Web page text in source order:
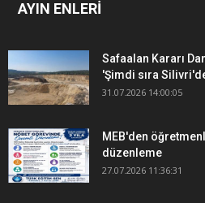
AYIN ENLERİ
Safaalan Kararı
'Şimdi sıra
31.07.2026 14:00:05
MEB'den
düzenleme
27.07.2026 11:36:31